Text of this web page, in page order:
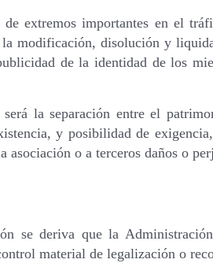
de extremos importantes en el
modificación, disolución y
de la identidad de los
la separación entre el
y posibilidad de
asociación o a terceros daños o
se deriva que la
material de legalización o